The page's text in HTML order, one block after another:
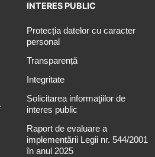
INTERES PUBLIC
Protecția datelor cu caracter
personal
Transparență
Integritate
Solicitarea informaţiilor de
interes public
Raport de evaluare a
implementării Legii nr. 544/2001
în anul 2025